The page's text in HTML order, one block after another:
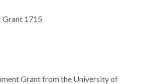
Grant 1715
Grant from the University of